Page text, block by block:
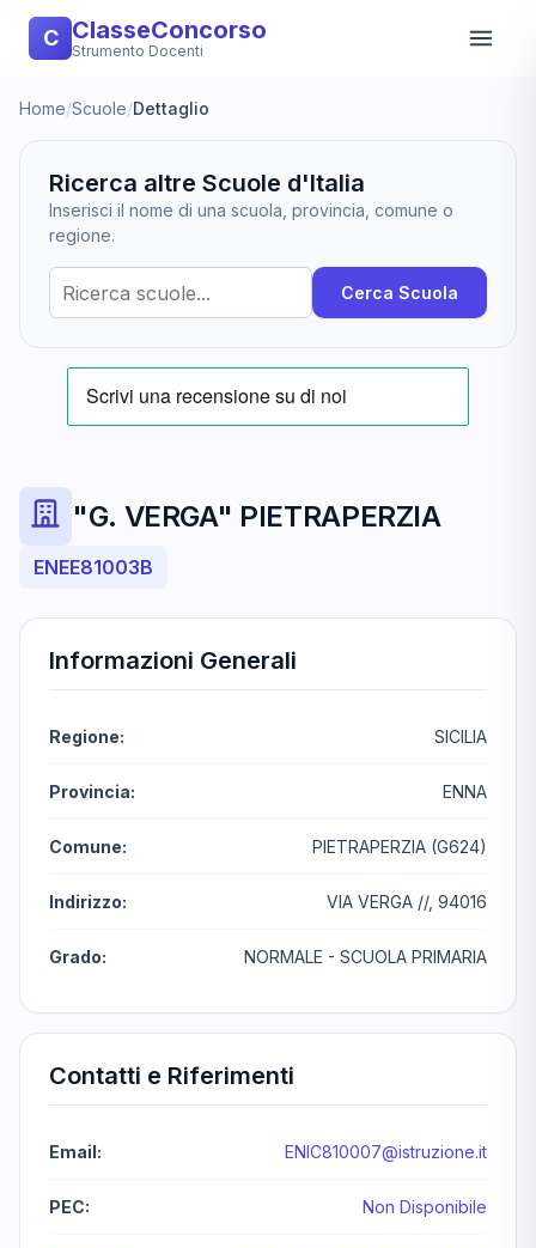
C ClasseConcorso
Strumento Docenti
Home/Scuole/Dettaglio
Ricerca altre Scuole d'Italia
Inserisci il nome di una scuola, provincia, comune o
regione.
Cerca Scuola
"G. VERGA" PIETRAPERZIA
ENEE81003B
Informazioni Generali
Regione: SICILIA
Provincia: ENNA
Comune: PIETRAPERZIA (G624)
Indirizzo: VIA VERGA //, 94016
Grado: NORMALE - SCUOLA PRIMARIA
Contatti e Riferimenti
Email: ENIC810007@istruzione.it
PEC: Non Disponibile